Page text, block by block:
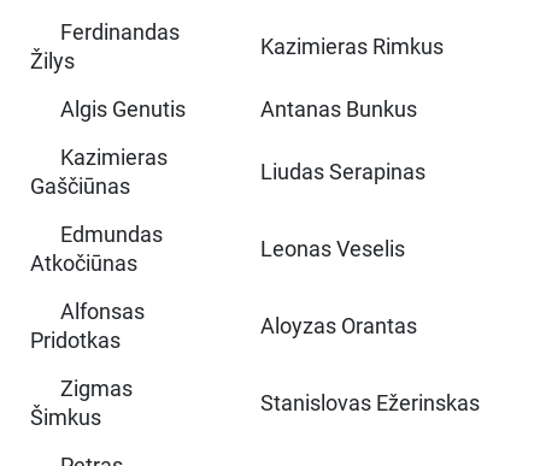
Ferdinandas
Žilys
Kazimieras Rimkus
Algis Genutis
Antanas Bunkus
Kazimieras
Gaščiūnas
Liudas Serapinas
Edmundas
Atkočiūnas
Leonas Veselis
Alfonsas
Pridotkas
Aloyzas Orantas
Zigmas
Šimkus
Stanislovas Ežerinskas